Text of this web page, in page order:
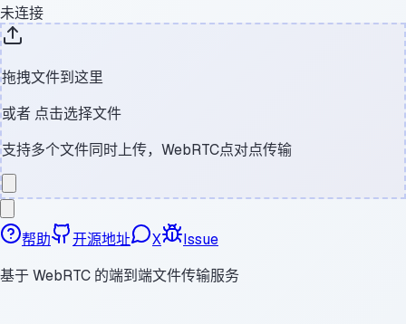
未连接
拖拽文件到这里
或者 点击选择文件
支持多个文件同时上传，WebRTC点对点传输
帮助 开源地址 X
Issue
基于 WebRTC 的端到端文件传输服务